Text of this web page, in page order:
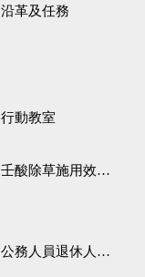
沿革及任務
行動教室
壬酸除草施用效果觀察
公務人員退休人員法施行細則